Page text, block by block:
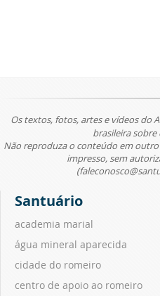
Os textos, fotos, artes e vídeos do
brasileira
Não reproduza o conteúdo em
impresso, sem
Santuário
academia marial
água mineral aparecida
cidade do romeiro
centro de apoio ao romeiro